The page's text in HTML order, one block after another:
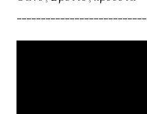
---------------------------